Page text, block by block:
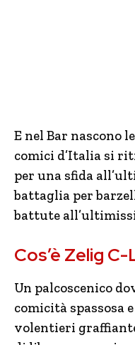
E nel Bar nascono le
comici d’Italia si
per una sfida
battaglia per
battute
Cos’è Zelig C-
Un palcoscenico
comicità spassosa
volentieri